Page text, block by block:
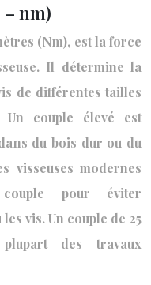
nm)
(Nm), est la force
Il détermine la
de différentes tailles
Un couple élevé est
du bois dur ou du
visseuses modernes
pour éviter
vis. Un couple de 25
des travaux